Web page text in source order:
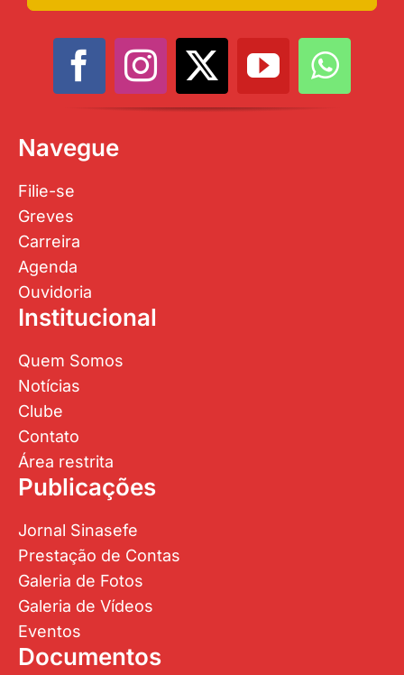
Navegue
Filie-se
Greves
Carreira
Agenda
Ouvidoria
Institucional
Quem Somos
Notícias
Clube
Contato
Área restrita
Publicações
Jornal Sinasefe
Prestação de Contas
Galeria de Fotos
Galeria de Vídeos
Eventos
Documentos